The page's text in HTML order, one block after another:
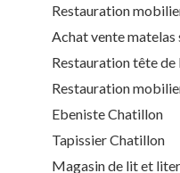
Restauration
Achat vente
Restauration tête
Restauration
Ebeniste Chatillon
Tapissier Chatillon
Magasin de lit et